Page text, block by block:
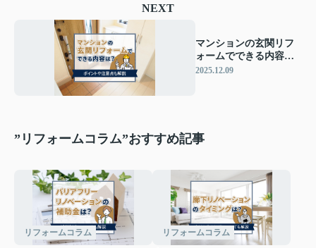
NEXT
マンションの玄関リフ
ォームでできる内容
は？ポイントや注意点
2025.12.09
”リフォームコラム”おすすめ記事
リフォームコラム リフォームコラム